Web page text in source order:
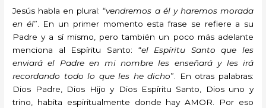
Jesús habla en plural: “vendremos a él y haremos morada
en él”. En un primer momento esta frase se refiere a su
Padre y a sí mismo, pero también un poco más adelante
menciona al Espíritu Santo: “el Espíritu Santo que les
enviará el Padre en mi nombre les enseñará y les irá
recordando todo lo que les he dicho”. En otras palabras:
Dios Padre, Dios Hijo y Dios Espíritu Santo, Dios uno y
trino, habita espiritualmente donde hay AMOR. Por eso